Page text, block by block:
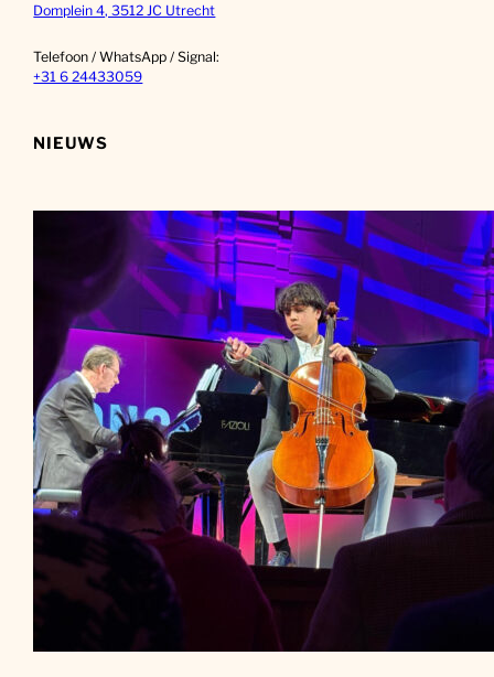
Domplein 4, 3512 JC Utrecht
Telefoon / WhatsApp / Signal:
+31 6 24433059
NIEUWS